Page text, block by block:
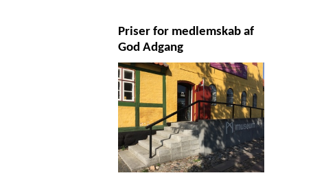
Priser for medlemskab af
God Adgang